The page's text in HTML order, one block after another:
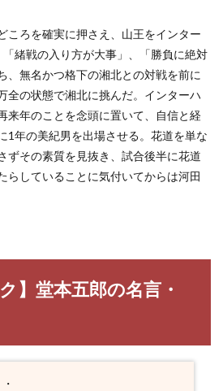
ころを確実に押さえ、山王をインター
緒戦の入り方が大事」、「勝負に絶対
、無名かつ格下の湘北との対戦を前に
全の状態で湘北に挑んだ。インターハ
来年のことを念頭に置いて、自信と経
1年の美紀男を出場させる。花道を単な
ずその素質を見抜き、試合後半に花道
らしていることに気付いてからは河田
】堂本五郎の名言・